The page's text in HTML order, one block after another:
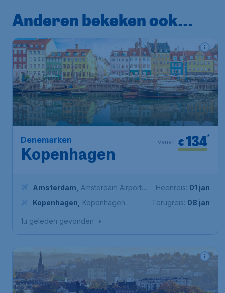
Anderen bekeken ook...
Denemarken
Kopenhagen
€134*
vanaf
Amsterdam
Amsterdam Airport
Schiphol
Kopenhagen
Kopenhagen
Heenreis: 01 jan
Terugreis: 08 jan
1u geleden gevonden •